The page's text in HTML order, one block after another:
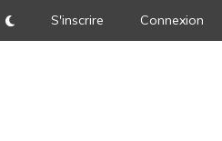
DarkMode
S'inscrire Connexion